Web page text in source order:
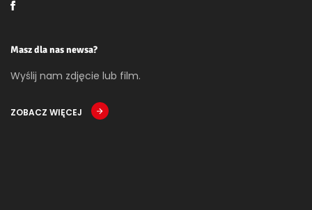
Masz dla nas newsa?
Wyślij nam zdjęcie lub film.
ZOBACZ WIĘCEJ